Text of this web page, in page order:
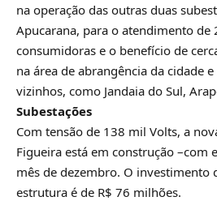
na operação das outras duas
Apucarana, para o atendimento de
consumidoras e o benefício de
na área de abrangência da cidade
vizinhos, como Jandaia do Sul,
Subestações
Com tensão de 138 mil Volts, a
Figueira está em construção –com
mês de dezembro. O investimento
estrutura é de R$ 76 milhões.